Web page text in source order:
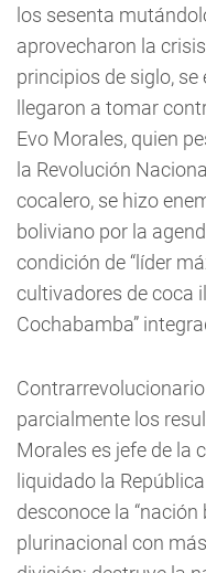
los sesenta
aprovecharon la
principios de siglo,
llegaron a tomar
Evo Morales, quien
la Revolución
cocalero, se hizo
boliviano por la
condición de “líder
cultivadores de coca
Cochabamba”
parcialmente los
Morales es jefe de la
liquidado la
desconoce la
plurinacional con